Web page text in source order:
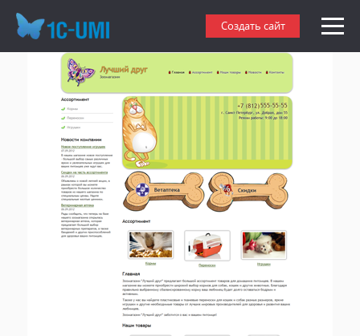
Создать сайт
Создать сайт зоомагазина